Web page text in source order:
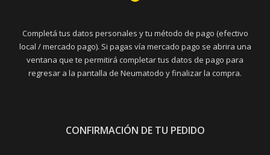
Completá tus datos personales y tu método de pago (efectivo
local / mercado pago). Si pagas vía mercado pago se abrira una
ventana que te permitirá completar tus datos de pago para
regresar a la pantalla de Neumatodo y finalizar la compra.
CONFIRMACIÓN DE TU PEDIDO